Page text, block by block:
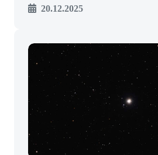
20.12.2025